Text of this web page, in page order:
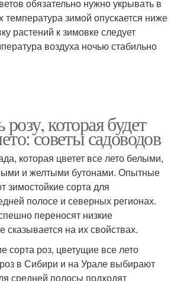
обязательно нужно укрывать в
температура зимой опускается ниже
растений к зимовке следует
воздуха ночью стабильно
которая будет
советы садоводов
которая цветет все лето белыми,
и желтыми бутонами. Опытные
сорта для
полосе и северных регионах.
переносят низкие
сказывается на их свойствах.
сорта роз, цветущие все лето
в Сибири и на Урале выбирают
средней полосы подходят